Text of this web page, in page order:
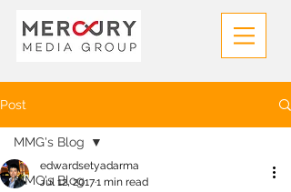
Post
MMG's Blog
MMG's Blog
edwardsetyadarma
Jul 12, 20171 min read